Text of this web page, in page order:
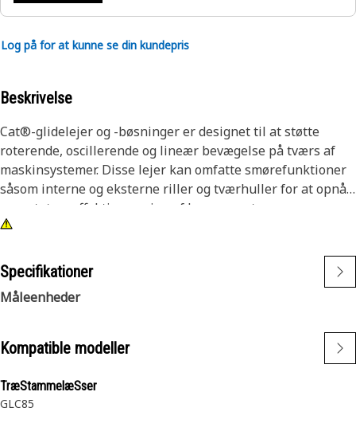
Log på for at kunne se din kundepris
Beskrivelse
Cat®-glidelejer og -bøsninger er designet til at støtte
roterende, oscillerende og lineær bevægelse på tværs af
maskinsystemer. Disse lejer kan omfatte smørefunktioner
såsom interne og eksterne riller og tværhuller for at opnå
ensartet og effektiv smøring af komponenter.
Specifikationer
Måleenheder
Kompatible modeller
TræStammelæSser
GLC85